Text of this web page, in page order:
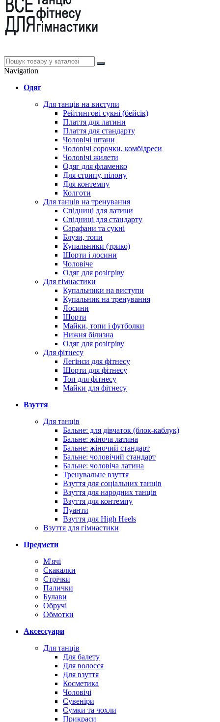
Navigation
Одяг
Для танців на виступи
Рейтингові сукні (бейсік)
Плаття для латини
Плаття для стандарту
Чоловічі штани
Чоловічі сорочки, комбідреси
Чоловічі жилети
Одяг для фламенко
Для стрипу, пілону
Для контемпу
Колготи
Для танців на тренування
Спідниці для латини
Спідниці для стандарту
Сарафани та сукні
Блузи, топи
Купальники (трико)
Шорти і лосини
Чоловіче
Одяг для розігріву
Для гімнастики
Купальники на виступи
Купальник на тренування
Лосини
Шорти
Майки, топи і футболки
Нижня білизна
Одяг для розігріву
Для фітнесу
Легінси для фітнесу
Шорти для фітнесу
Топ для фітнесу
Майки для фітнесу
Взуття
Для танців
Бальне: для дівчаток (блок-каблук)
Бальне: жіноча латина
Бальне: жіночий стандарт
Бальне: чоловічий стандарт
Бальне: чоловіча латина
Тренувальне взуття
Взуття для соціальних танців
Взуття для народних танців
Взуття для контемпу
Пуанти
Взуття для High Heels
Взуття для гімнастики
Предмети
М'ячі
Скакалки
Стрічки
Палички
Булави
Обручі
Обмотки
Аксессуари
Для танців
Для балету
Для волосся
Для взуття
Косметика
Чоловічі
Сувеніри
Сумки та чохли
Прикраси